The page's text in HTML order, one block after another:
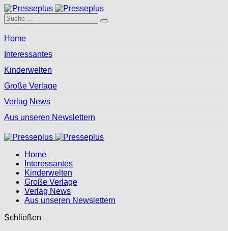
Home
Interessantes
Kinderwelten
Große Verlage
Verlag News
Aus unseren Newslettern
Home
Interessantes
Kinderwelten
Große Verlage
Verlag News
Aus unseren Newslettern
Schließen